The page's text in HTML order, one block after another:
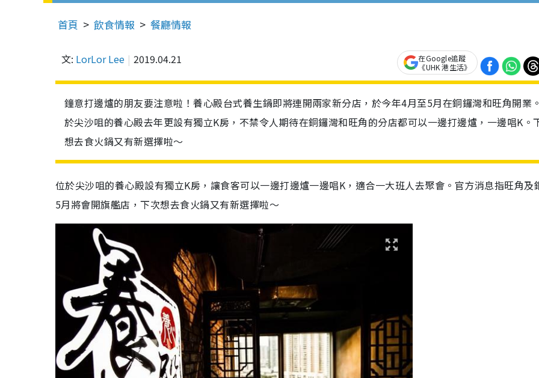
首頁 飲食情報 餐廳情報
文: LorLor Lee 2019.04.21
在Google追蹤
《UHK 港生活》
鐘意打邊爐的朋友要注意啦！養心殿台式養生鍋即將連開兩家新分店，於今年4月至5月在銅鑼灣和旺角開業
於尖沙咀的養心殿去年更設有獨立K房，不禁令人期待在銅鑼灣和旺角的分店都可以一邊打邊爐，一邊唱K。
想去食火鍋又有新選擇啦～
位於尖沙咀的養心殿設有獨立K房，讓食客可以一邊打邊爐一邊唱K，適合一大班人去聚會。官方消息指旺角及
5月將會開旗艦店，下次想去食火鍋又有新選擇啦～